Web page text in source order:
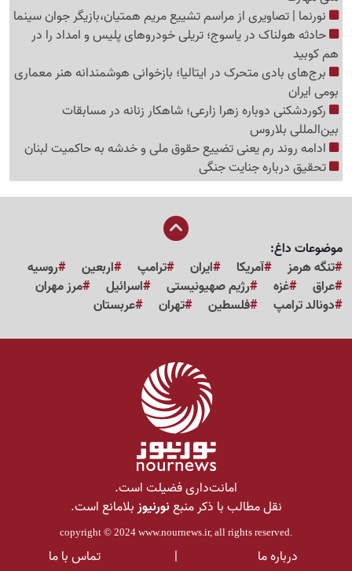
نورنما | تصاویری از مراسم تشییع مریم همتیان،بازیگر جوان سینما
حادثه هولناک در یاسوج؛ تریلی خودروهای پلیس و امداد را در
هم کوبید
برج‌های بادی متحرک در ایتالیا؛ بازخوانی هوشمندانه هنر معماری
بومی ایران
رکوردشکنی دوباره زهرا زارعی؛ شاهکار زنانه در مسابقات
بین‌المللی بلاروس
ادامه روند رم یعنی تضییع حقوق ملی و خدشه به حاکمیت لبنان
تحقیق درباره جنایت جنگی
موضوعات داغ:
تنگه هرمز
آمریکا ایران ترامپ اربعین
روسیه
عراق
غزه رژیم صهیونیستی اسرائیل
مرز مهران
دونالد ترامپ
فلسطین تهران عربستان
امانت‌داری فضیلت است.
نقل مطالب با ذکر منبعنورنیوزبلامانع است.
copyright © 2024 www.nournews.ir, all rights reserved.
درباره ما | تماس با ما